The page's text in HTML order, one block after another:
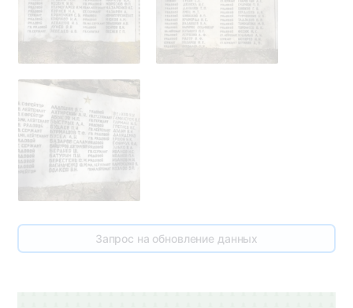
Запрос на обновление данных